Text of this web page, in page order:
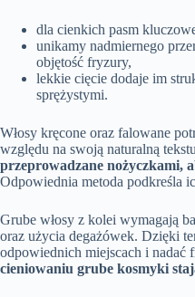
dla cienkich pasm
unikamy nadmiernego
objętość fryzury,
lekkie cięcie dodaje im
sprężystymi.
Włosy kręcone oraz falowane
względu na swoją naturalną
przeprowadzane nożyczkami,
Odpowiednia metoda podkreśla
Grube włosy z kolei wymagają
oraz użycia degażówek. Dzięki
odpowiednich miejscach i nadać
cieniowaniu grube kosmyki